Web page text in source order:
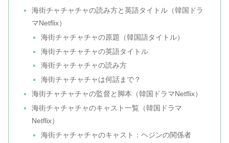
海街チャチャチャの読み方と英語タイトル（韓国ドラ
マNetflix）
海街チャチャチャの原題（韓国語タイトル）
海街チャチャチャの英語タイトル
海街チャチャチャの読み方
海街チャチャチャは何話まで？
海街チャチャチャの監督と脚本（韓国ドラマNetflix）
海街チャチャチャのキャスト一覧（韓国ドラマ
Netflix）
海街チャチャチャのキャスト：ヘジンの関係者